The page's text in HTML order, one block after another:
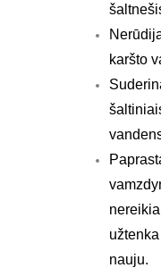
karšto
nauju.